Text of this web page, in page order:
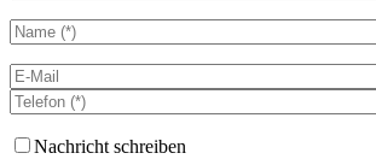
Nachricht schreiben